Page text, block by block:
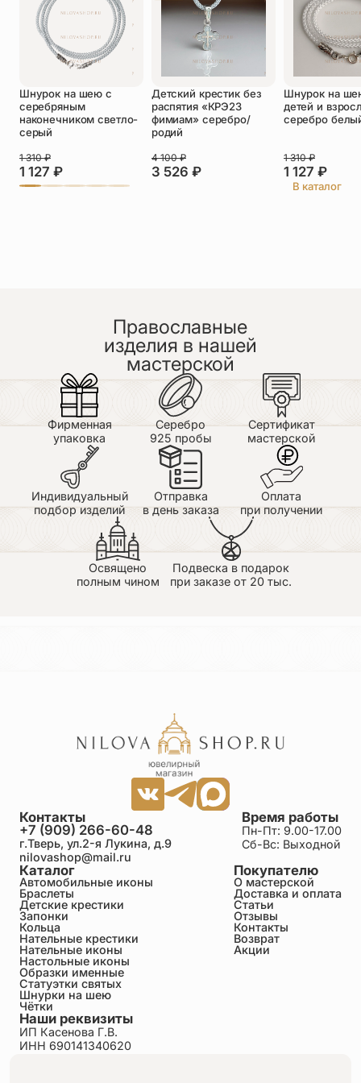
Подтверждаю свое согласие с
политикой конфиденциальности
согласие на обработку персональных
Нина Чернакова
Галина,спасибо за чудесные красивые
браслеты,пусть удача везение будут с
вами,создавая шедевры
Ольга
30.06.2026
Галина, пишу с удовольствием Вам
благодарственные слова о браслете с рыбкой
мечты.
Я большая поклонница православных украшений и
еще не встречала такой красивой работы с
душевным посылом.
Получив один браслет, сразу же заказала второй.
Желаю процветания вашему магазину.
Бог в помощь
Шнурок на шею с
серебряным
наконечником светло-
серый
1 127 ₽
1 310₽
Детский крестик без
распятия «КРЭ23
фимиам» серебро/
родий
3 526 ₽
4 100₽
Шнурок на
детей и
серебро
1 127 ₽
1 310₽
В каталог
Православные
изделия в нашей
мастерской
Фирменная
упаковка
Серебро
925 пробы
Сертификат
мастерской
Индивидуальный
подбор изделий
Отправка
в день заказа
Оплата
при получении
Освящено
полным чином
Подвеска в подарок
при заказе от 20 тыс.
Каталог
Автомобильные иконы
Браслеты
Детские крестики
Запонки
Кольца
Нательные крестики
Нательные иконы
Настольные иконы
Образки именные
Статуэтки святых
Шнурки на шею
Чётки
Покупателю
О мастерской
Доставка и оплата
Статьи
Отзывы
Контакты
Возврат
Акции
Время работы
Пн-Пт: 9.00-17.00
Сб-Вс: Выходной
Контакты
+7 (909) 266-60-48
г.Тверь, ул.2-я Лукина, д.9
nilovashop@mail.ru
Наши реквизиты
ИП Касенова Г.В.
ИНН 690141340620